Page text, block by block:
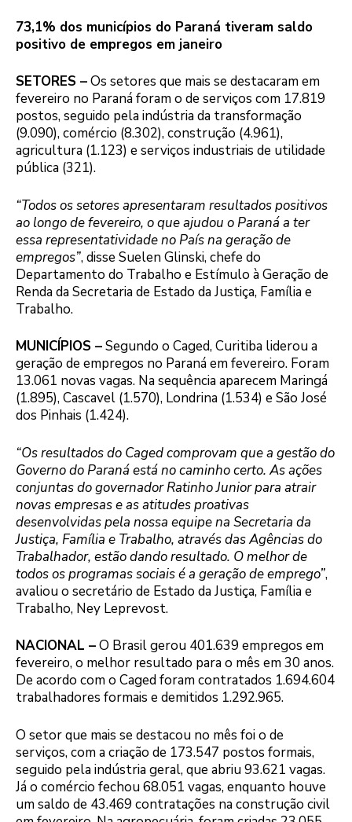
73,1% dos municípios do Paraná tiveram saldo
positivo de empregos em janeiro
SETORES –Os setores que mais se destacaram em
fevereiro no Paraná foram o de serviços com 17.819
postos, seguido pela indústria da transformação
(9.090), comércio (8.302), construção (4.961),
agricultura (1.123) e serviços industriais de utilidade
pública (321).
“Todos os setores apresentaram resultados positivos
ao longo de fevereiro, o que ajudou o Paraná a ter
essa representatividade no País na geração de
empregos”, disse Suelen Glinski, chefe do
Departamento do Trabalho e Estímulo à Geração de
Renda da Secretaria de Estado da Justiça, Família e
Trabalho.
MUNICÍPIOS –Segundo o Caged, Curitiba liderou a
geração de empregos no Paraná em fevereiro. Foram
13.061 novas vagas. Na sequência aparecem Maringá
(1.895), Cascavel (1.570), Londrina (1.534) e São José
dos Pinhais (1.424).
“Os resultados do Caged comprovam que a gestão do
Governo do Paraná está no caminho certo. As ações
conjuntas do governador Ratinho Junior para atrair
novas empresas e as atitudes proativas
desenvolvidas pela nossa equipe na Secretaria da
Justiça, Família e Trabalho, através das Agências do
Trabalhador, estão dando resultado. O melhor de
todos os programas sociais é a geração de emprego”,
avaliou o secretário de Estado da Justiça, Família e
Trabalho, Ney Leprevost.
NACIONAL –O Brasil gerou 401.639 empregos em
fevereiro, o melhor resultado para o mês em 30 anos.
De acordo com o Caged foram contratados 1.694.604
trabalhadores formais e demitidos 1.292.965.
O setor que mais se destacou no mês foi o de
serviços, com a criação de 173.547 postos formais,
seguido pela indústria geral, que abriu 93.621 vagas.
Já o comércio fechou 68.051 vagas, enquanto houve
um saldo de 43.469 contratações na construção civil